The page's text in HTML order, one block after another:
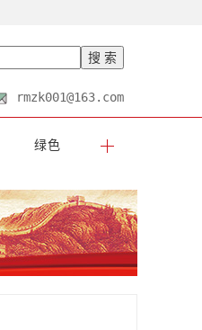
rmzk001@163.com
绿色